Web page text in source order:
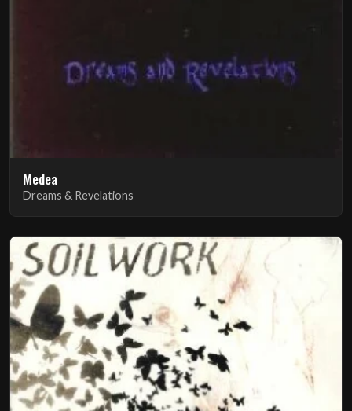
Medea
Dreams & Revelations